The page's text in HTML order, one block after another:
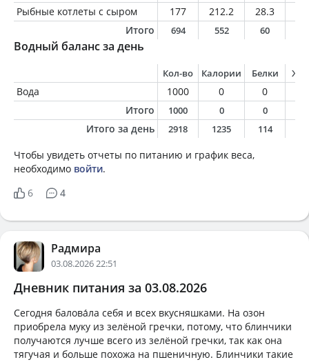
Рыбные котлеты с сыром
177 212.2 28.3
Итого
694 552 60
Водный баланс за день
Кол-во Калории Белки
Вода 1000 0 0
Итого
1000 0 0
Итого за день 2918 1235 114
Чтобы увидеть отчеты по питанию и график веса,
необходимо войти.
6
4
Радмира
03.08.2026 22:51
Дневник питания за 03.08.2026
Сегодня балова́ла себя и всех вкусняшками. На озон
приобрела муку из зелёной гречки, потому, что блинчики
получаются лучше всего из зелёной гречки, так как она
тягучая и больше похожа на пшеничную. Блинчики такие